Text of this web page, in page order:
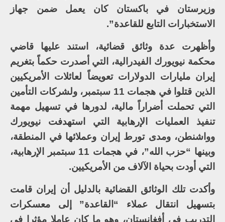
وزيرستان في باكستان كان يعمل ضمن جهاز
الاستخبارات التابع للقاعدة”.
وأظهرت عدة وثائق قضائية، استند عليها قاضي
محكمة نيويورك الفيدرالية، التي أصدرت حكماً بتغريم
إيران مليارات الدولارات تعويضاً لعائلات الأمريكيين
الذين قتلوا في هجمات 11 سبتمبر، ولشركات التأمين
التي تحملت أضراراً مالية، لدورها في تسهيل مهمة
تنفيذ العمليات الإرهابية التي استهدفت نيويورك
وواشنطن، ومدى تورط إيران وعملائها في المنطقة،
وبينها “حزب الله”، في هجمات 11 سبتمبر الإرهابية،
التي أودت بحياة الآلاف من الأمريكيين.
وأكدت تلك الوثائق القضائية بالدليل أن إيران قامت
بتسهيل انتقال عملاء “القاعدة” إلى معسكرات
التدريب في أفغانستان، وهو ما كان عاملا مؤثرا في